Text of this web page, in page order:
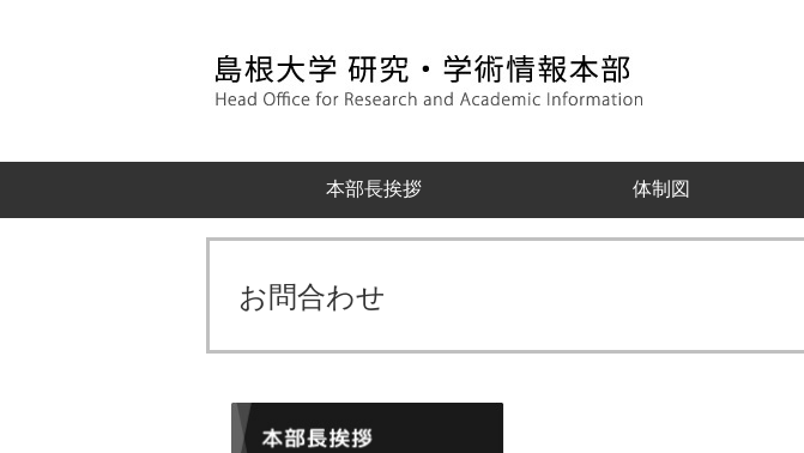
本部長挨拶 体制図
お問合わせ